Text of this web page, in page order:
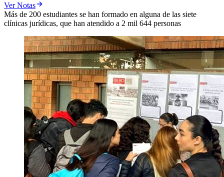
Ver Notas
Más de 200 estudiantes se han formado en alguna de las siete
clínicas jurídicas, que han atendido a 2 mil 644 personas